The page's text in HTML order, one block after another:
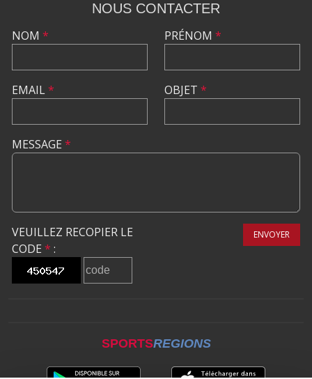
NOUS CONTACTER
NOM *
EMAIL*
PRÉNOM *
OBJET *
MESSAGE *
VEUILLEZ RECOPIER LE
CODE * :
ENVOYER
SPORTSREGIONS